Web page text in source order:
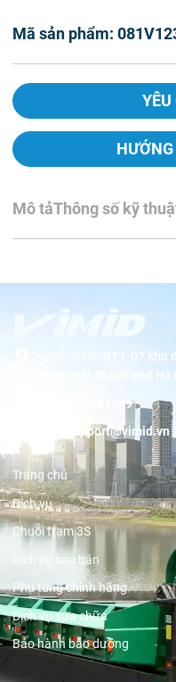
Mã sản phẩm:
YÊU
Mô tảThông số kỹ
BT1-07
Dương Nội, thành phố
19001089
support@vimid.vn
Trang chủ
Dịch vụ
Chuỗi trạm 3S
Dịch vụ sau bán
Phụ tùng chính hãng
Dịch vụ sửa chữa
Bảo hành bảo dưỡng